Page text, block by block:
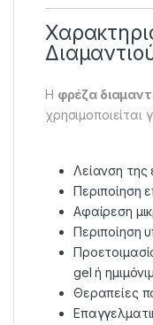
Η φρέζα
χρησιμοποιείται
Λείανση της
Περιποίηση
Αφαίρεση
Περιποίηση
gel ή
Θεραπείες